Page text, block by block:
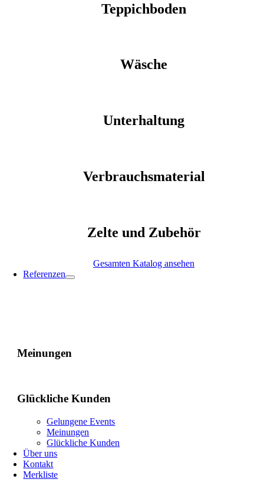
Teppichboden
Wäsche
Unterhaltung
Verbrauchsmaterial
Zelte und Zubehör
Gesamten Katalog ansehen
Referenzen
Meinungen
Glückliche Kunden
Gelungene Events
Meinungen
Glückliche Kunden
Über uns
Kontakt
Merkliste